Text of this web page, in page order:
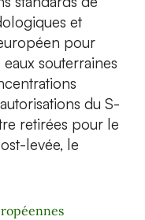
et
pour
souterraines
du S-
retirées pour le
levée, le